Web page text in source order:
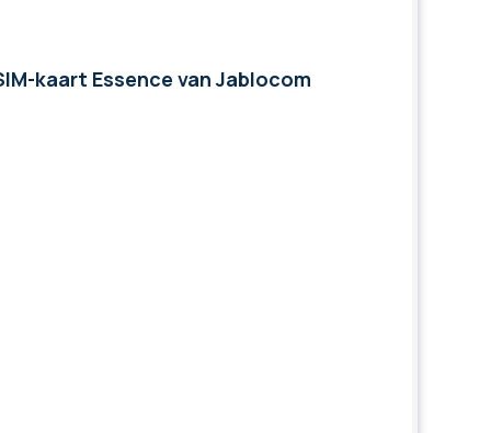
kaart Essence van Jablocom